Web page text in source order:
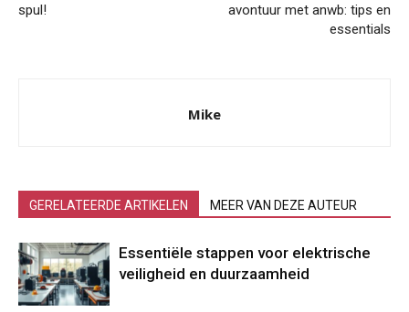
spul!
avontuur met anwb: tips en
essentials
Mike
GERELATEERDE ARTIKELEN MEER VAN DEZE AUTEUR
Essentiële stappen voor elektrische
veiligheid en duurzaamheid